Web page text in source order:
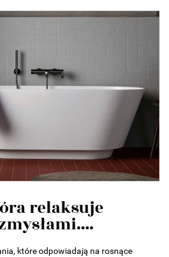
relaksuje
które odpowiadają na rosnące